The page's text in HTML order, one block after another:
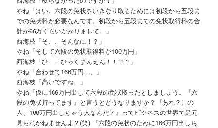
やね「はい。六段の免状をいきなり取るためには初段から五段ま
での免状料が必要なんです。初段から五段までの免状取得料の合
計が66万ぐらいかかりまして。」
西海枝「そ、、そんなに！？」
やね「そして六段の免状取得料が100万円」
西海枝「ひ、、ひゃくまんえん！！？？」
やね「合わせて166万円…。」
西海枝「高いですね。」
やね「仮に166万円出して六段の免状取ったとしましょう。『六
段の免状持ってます』と言うとどうなりますか？『あれ？この
人、166万円出しちゃう人なんだ？』ってビジネスの世界で足元
見られかねませんよ？(笑) 『六段の免状のために166万円出しち